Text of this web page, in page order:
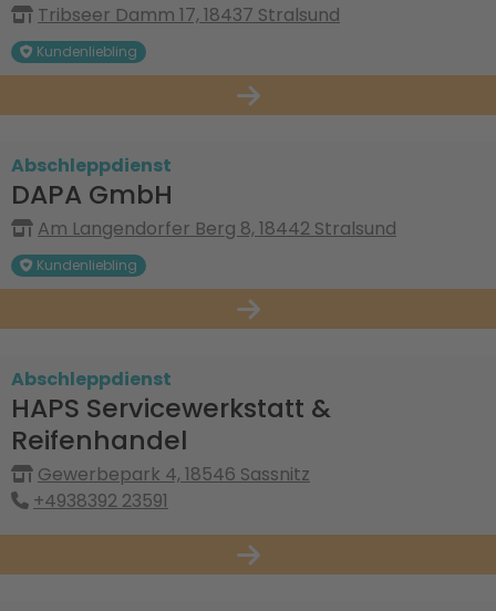
Tribseer Damm 17, 18437 Stralsund
Kundenliebling
Abschleppdienst
DAPA GmbH
Am Langendorfer Berg 8, 18442 Stralsund
Kundenliebling
Abschleppdienst
HAPS Servicewerkstatt &
Reifenhandel
Gewerbepark 4, 18546 Sassnitz
+4938392 23591